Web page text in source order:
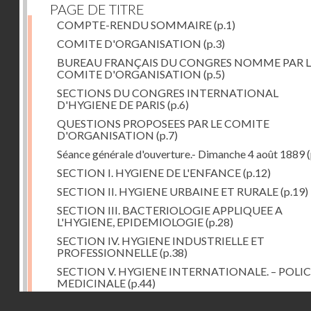
PAGE DE TITRE
COMPTE-RENDU SOMMAIRE(p.1)
COMITE D'ORGANISATION (p.3)
BUREAU FRANÇAIS DU CONGRES NOMME PAR
COMITE D'ORGANISATION (p.5)
SECTIONS DU CONGRES INTERNATIONAL
D'HYGIENE DE PARIS (p.6)
QUESTIONS PROPOSEES PAR LE COMITE
D'ORGANISATION (p.7)
Séance générale d'ouverture.- Dimanche 4 août 1889
SECTION I. HYGIENE DE L'ENFANCE(p.12)
SECTION II. HYGIENE URBAINE ET RURALE(p.19)
SECTION III. BACTERIOLOGIE APPLIQUEE A
L'HYGIENE, EPIDEMIOLOGIE(p.28)
SECTION IV. HYGIENE INDUSTRIELLE ET
PROFESSIONNELLE(p.38)
SECTION V. HYGIENE INTERNATIONALE. –
MEDICINALE(p.44)